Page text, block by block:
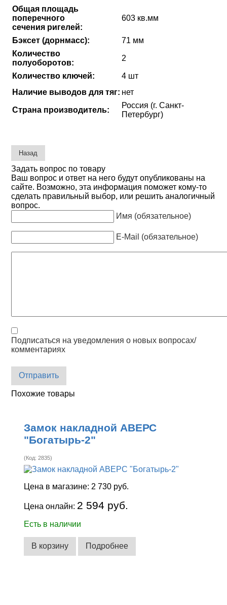
Общая площадь
поперечного
сечения ригелей:
603 кв.мм
Бэксет (дорнмасс):
71 мм
Количество
полуоборотов:
2
Количество ключей:
4 шт
Наличие выводов для тяг: нет
Страна производитель:
Россия (г. Санкт-
Петербург)
Задать вопрос по товару
Ваш вопрос и ответ на него будут опубликованы на
сайте. Возможно, эта информация поможет кому-то
сделать правильный выбор, или решить аналогичный
вопрос.
Имя (обязательное)
E-Mail (обязательное)
Подписаться на уведомления о новых вопросах/
комментариях
Отправить
Похожие товары
Замок накладной АВЕРС
"Богатырь-2"
(Код:2835)
Цена в магазине: 2 730 руб.
Цена онлайн: 2 594 руб.
Есть в наличии
В корзину Подробнее